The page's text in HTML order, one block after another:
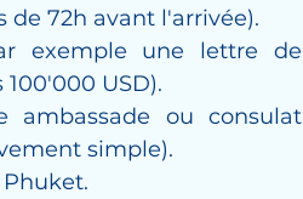
de 72h avant l'arrivée).
exemple une lettre de
USD).
ambassade ou consulat
simple).